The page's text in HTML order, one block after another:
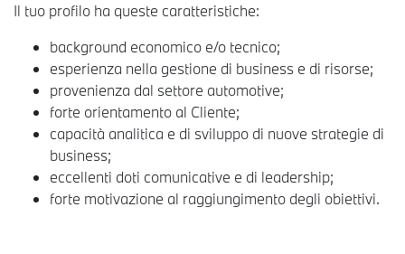
Il tuo profilo ha queste caratteristiche:
background economico e/o tecnico;
esperienza nella gestione di business e di risorse;
provenienza dal settore automotive;
forte orientamento al Cliente;
capacità analitica e di sviluppo di nuove strategie di
business;
eccellenti doti comunicative e di leadership;
forte motivazione al raggiungimento degli obiettivi.